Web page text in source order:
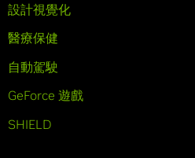
設計視覺化
醫療保健
自動駕駛
GeForce 遊戲
SHIELD